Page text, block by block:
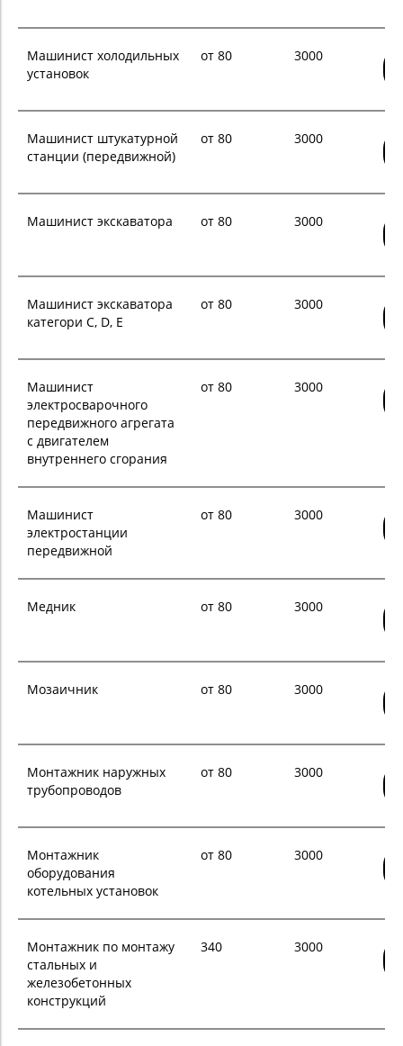
Машинист холодильных
установок
от 80 3000
Машинист штукатурной
станции (передвижной)
от 80 3000
Машинист экскаватора от 80 3000
Машинист экскаватора
категори C, D, E
от 80 3000
Машинист
электросварочного
передвижного агрегата
с двигателем
внутреннего сгорания
от 80 3000
Машинист
электростанции
передвижной
от 80 3000
Медник от 80 3000
Мозаичник от 80 3000
Монтажник наружных
трубопроводов
от 80 3000
Монтажник
оборудования
котельных установок
от 80 3000
Монтажник по монтажу
стальных и
железобетонных
конструкций
340 3000